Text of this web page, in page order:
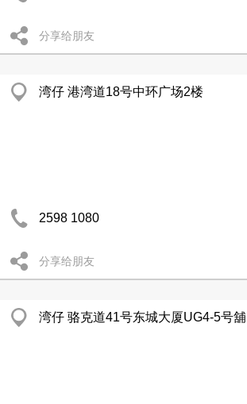
分享给朋友
湾仔 港湾道18号中环广场2楼
2598 1080
分享给朋友
湾仔 骆克道41号东城大厦UG4-5号舖